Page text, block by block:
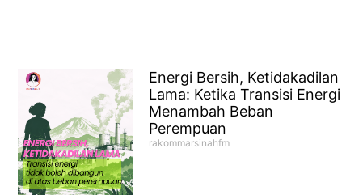
Energi Bersih, Ketidakadilan
Lama: Ketika Transisi Energi
Menambah Beban
Perempuan
rakommarsinahfm